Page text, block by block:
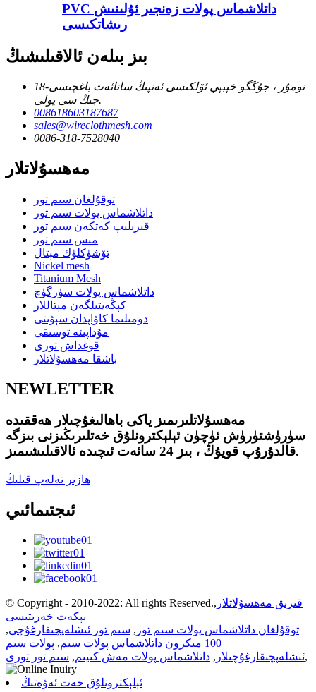
PVC داتلاشماس پولات زەنجىر ئۇلىنىش
رىشاتكىسى
بىز بىلەن ئالاقىلىشىڭ
18-نومۇر ، جۇڭگو خېبېي ئۆلكىسى ئەنپىڭ سانائەت باغچىسى
جىڭ سى يولى.
008618603187687
sales@wireclothmesh.com
0086-318-7528040
مەھسۇلاتلار
توقۇلغان سىم تور
داتلاشماس پولات سىم تور
قىرىلىپ كەتكەن سىم تور
مىس سىم تور
تۆشۈكلۈك مېتال
Nickel mesh
Titanium Mesh
داتلاشماس پولات سۈزگۈچ
كېڭەيتىلگەن مېتاللار
دومىلىما كاۋاپدان سېۋىتى
مۇداپىئە توسىقى
قوغداش تورى
باشقا مەھسۇلاتلار
NEWLETTER
مەھسۇلاتلىرىمىز ياكى باھالىغۇچىلار ھەققىدە
سۈرۈشتۈرۈش ئۈچۈن ئېلېكترونلۇق خەتلىرىڭىزنى بىزگە
قالدۇرۇپ قويۇڭ ، بىز 24 سائەت ئىچىدە ئالاقىلىشىمىز.
ھازىر تەلەپ قىلىڭ
ئىجتىمائىي
© Copyright - 2010-2022: All rights Reserved. قىزىق مەھسۇلاتلار ,
بېكەت خەرىتىسى
توقۇلغان داتلاشماس پولات سىم تور , سىم تور ئىشلەپچىقارغۇچى,
100 مىكرون داتلاشماس پولات سىم
, پولات سىم
ئىشلەپچىقارغۇچىلار , داتلاشماس پولات مەش كىيىم, سىم تور تورى ,
ئېلېكترونلۇق خەت ئەۋەتىڭ